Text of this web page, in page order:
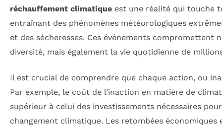
réchauffement climatique est une réalité qui touche
entraînant des phénomènes météorologiques
et des sécheresses. Ces événements compromettent
diversité, mais également la vie quotidienne de
Il est crucial de comprendre que chaque action, ou
Par exemple, le coût de l’inaction en matière de
supérieur à celui des investissements nécessaires
changement climatique. Les retombées économiques